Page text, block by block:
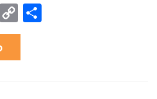
Telegram
Copy
Link